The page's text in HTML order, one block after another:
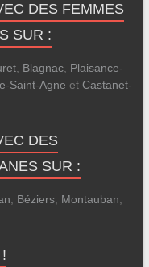
DES FEMMES
SUR :
, Blagnac, Plaisance-
Saint-Agne et Castanet-
DES
SUR :
Béziers, Montauban